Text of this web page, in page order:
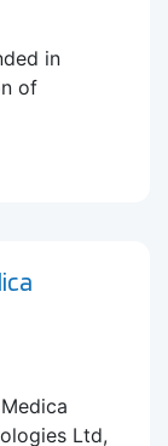
in
of
Ltd,